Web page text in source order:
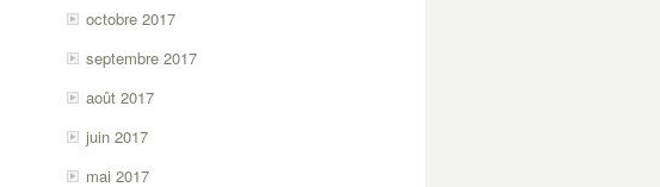
octobre 2017
septembre 2017
août 2017
juin 2017
mai 2017